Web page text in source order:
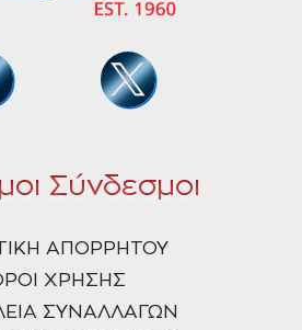
Σύνδεσμοι
ΑΠΟΡΡΗΤΟΥ
ΧΡΗΣΗΣ
ΣΥΝΑΛΛΑΓΩΝ